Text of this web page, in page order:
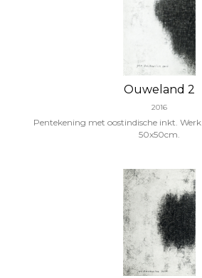
Ouweland 2
2016
Pentekening met oostindische inkt.
50x50cm.